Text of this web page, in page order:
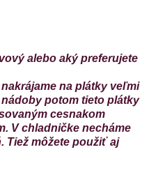
alebo aký preferujete
na plátky veľmi
potom tieto plátky
cesnakom
V chladničke necháme
Tiež môžete použiť aj